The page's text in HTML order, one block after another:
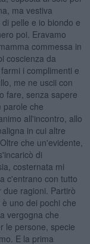
ma vestiva
pelle e io biondo e
poi. Eravamo
commessa in
coscienza da
i complimenti e
me ne uscii con
fare, senza sapere
parole che
all'incontro, allo
in cui altre
che un'evidente,
di
costernata mi
c'entrano con tutto
ragioni. Partirò
uno dei pochi che
vergogna che
le persone, specie
E la prima